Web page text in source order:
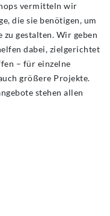
vermitteln wir
die sie benötigen, um
gestalten. Wir geben
dabei, zielgerichtet
– für einzelne
größere Projekte.
stehen allen